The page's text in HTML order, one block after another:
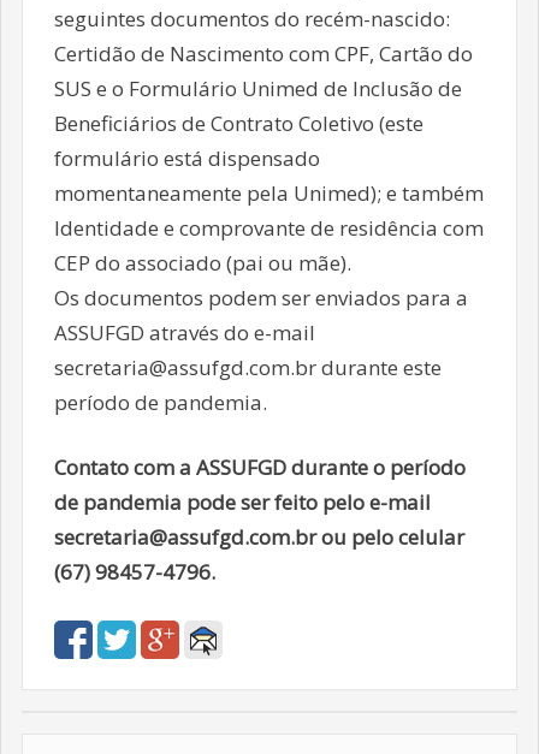
seguintes documentos do recém-nascido:
Certidão de Nascimento com CPF, Cartão do
SUS e o Formulário Unimed de Inclusão de
Beneficiários de Contrato Coletivo (este
formulário está dispensado
momentaneamente pela Unimed); e também
Identidade e comprovante de residência com
CEP do associado (pai ou mãe).
Os documentos podem ser enviados para a
ASSUFGD através do e-mail
secretaria@assufgd.com.br durante este
período de pandemia.
Contato com a ASSUFGD durante o período
de pandemia pode ser feito pelo e-mail
secretaria@assufgd.com.br ou pelo celular
(67) 98457-4796.